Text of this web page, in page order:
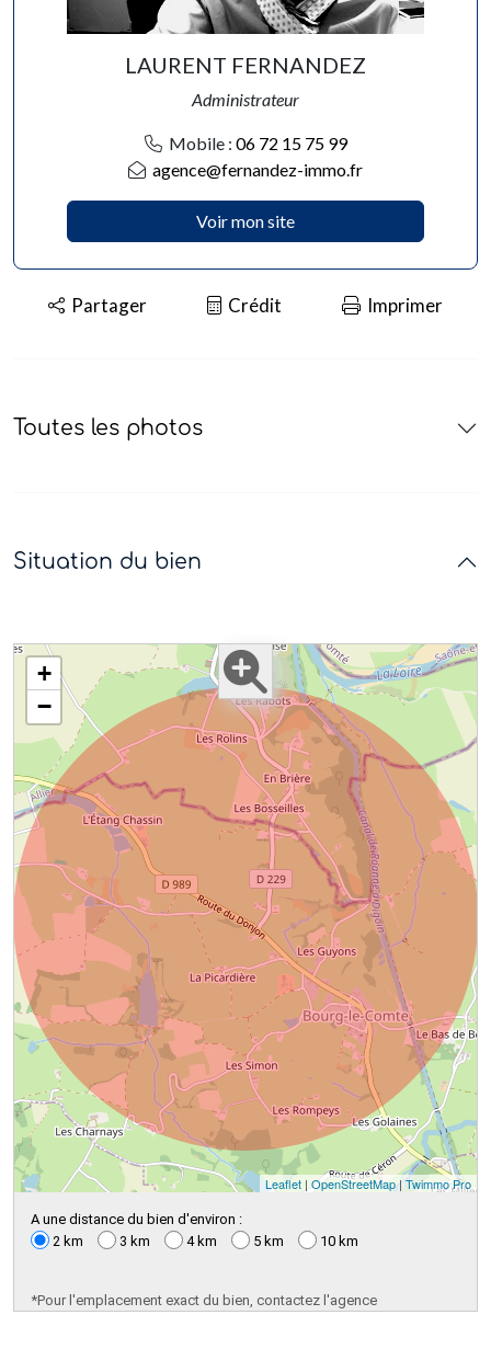
LAURENT FERNANDEZ
Administrateur
Mobile : 06 72 15 75 99
agence@fernandez-immo.fr
Voir mon site
Partager Crédit Imprimer
Toutes les photos
Situation du bien
+
−
Leaflet | OpenStreetMap| Twimmo Pro
A une distance du bien d'environ :
2 km
3 km 4 km 5 km 10 km
*Pour l'emplacement exact du bien, contactez l'agence